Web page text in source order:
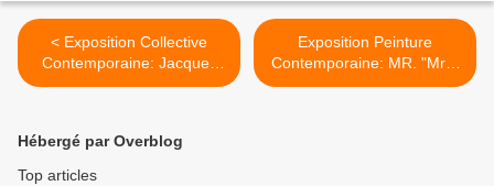
< Exposition Collective
Contemporaine: Jacques
LEPAGE "Dossier
Exposition Peinture
Contemporaine: MR. "Mr.’s
Melancholy Walk Around
Hébergé par Overblog
Top articles